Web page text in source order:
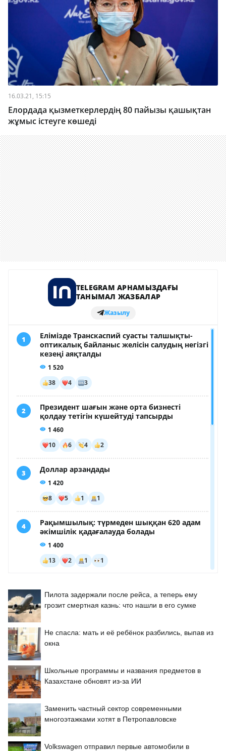
16.03.21, 15:15
Елордада қызметкерлердің 80 пайызы қашықтан
жұмыс істеуге көшеді
Пилота задержали после рейса, а теперь ему
грозит смертная казнь: что нашли в его сумке
Не спасла: мать и её ребёнок разбились, выпав из
окна
Школьные программы и названия предметов в
Казахстане обновят из-за ИИ
Заменить частный сектор современными
многоэтажками хотят в Петропавловске
Volkswagen отправил первые автомобили в